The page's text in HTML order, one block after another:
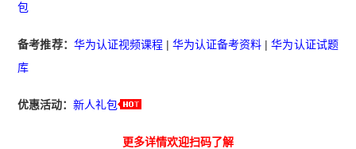
包
备考推荐： 华为认证视频课程|华为认证备考资料 |华为认证试题
库
优惠活动：新人礼包
更多详情欢迎扫码了解